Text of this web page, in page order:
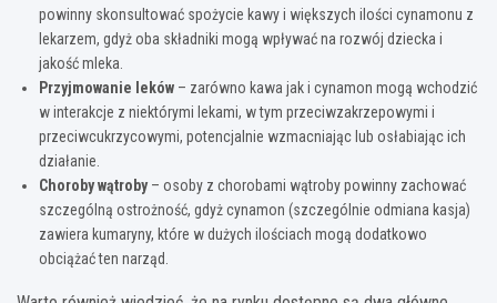
powinny skonsultować spożycie kawy i większych ilości cynamonu z
lekarzem, gdyż oba składniki mogą wpływać na rozwój dziecka i
jakość mleka.
Przyjmowanie leków – zarówno kawa jak i cynamon mogą wchodzić
w interakcje z niektórymi lekami, w tym przeciwzakrzepowymi i
przeciwcukrzycowymi, potencjalnie wzmacniając lub osłabiając ich
działanie.
Choroby wątroby– osoby z chorobami wątroby powinny zachować
szczególną ostrożność, gdyż cynamon (szczególnie odmiana kasja)
zawiera kumaryny, które w dużych ilościach mogą dodatkowo
obciążać ten narząd.